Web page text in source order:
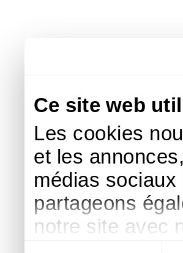
Ce site web
Les cookies
et les
médias
partageons
notre site avec